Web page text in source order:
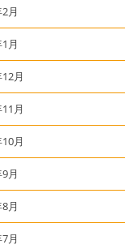
月
月
月
月
月
月
月
月